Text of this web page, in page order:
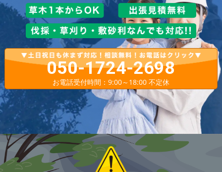
050-1724-2698
お電話受付時間：9:00～18:00 不定休